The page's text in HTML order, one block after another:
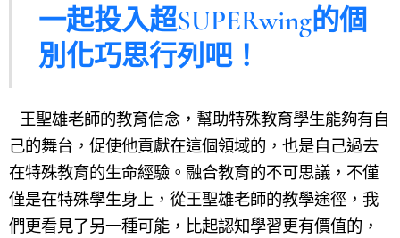
一起投入超SUPERwing的個
別化巧思行列吧！
王聖雄老師的教育信念，幫助特殊教育學生能夠有自
己的舞台，促使他貢獻在這個領域的，也是自己過去
在特殊教育的生命經驗。融合教育的不可思議，不僅
僅是在特殊學生身上，從王聖雄老師的教學途徑，我
們更看見了另一種可能，比起認知學習更有價值的，